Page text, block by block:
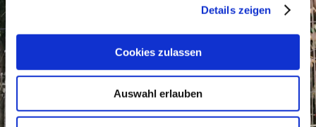
Details zeigen
Cookies zulassen
Auswahl erlauben